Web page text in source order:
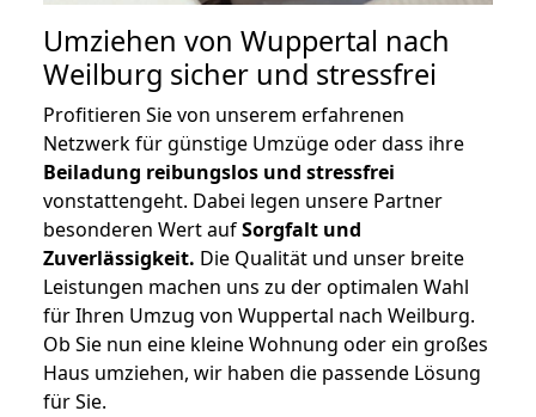
Umziehen von Wuppertal nach
Weilburg sicher und stressfrei
Profitieren Sie von unserem erfahrenen
Netzwerk für günstige Umzüge oder dass ihre
Beiladung reibungslos und stressfrei
vonstattengeht. Dabei legen unsere Partner
besonderen Wert aufSorgfalt und
Zuverlässigkeit. Die Qualität und unser breite
Leistungen machen uns zu der optimalen Wahl
für Ihren Umzug von Wuppertal nach Weilburg.
Ob Sie nun eine kleine Wohnung oder ein großes
Haus umziehen, wir haben die passende Lösung
für Sie.